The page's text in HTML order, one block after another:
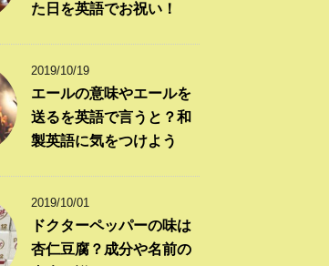
た日を英語でお祝い！
2019/10/19
エールの意味やエールを
送るを英語で言うと？和
製英語に気をつけよう
2019/10/01
ドクターペッパーの味は
杏仁豆腐？成分や名前の